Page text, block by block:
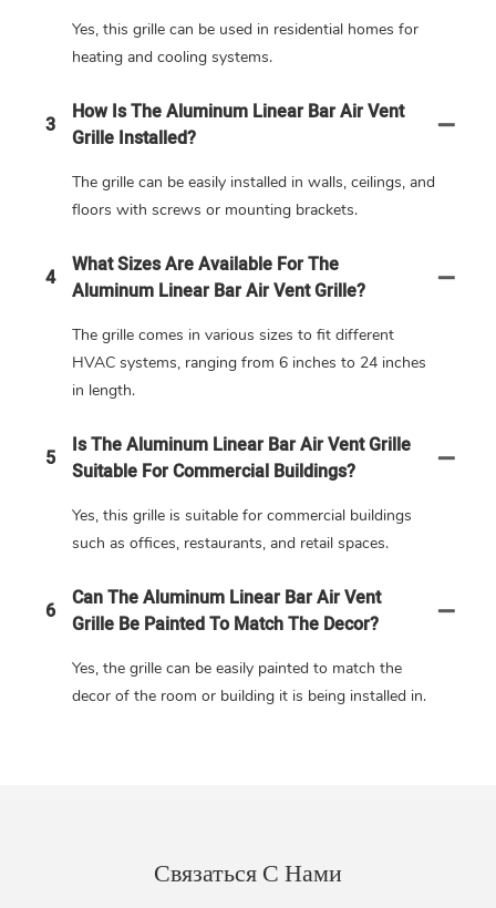
Yes, this grille can be used in residential homes for
heating and cooling systems.
3
How Is The Aluminum Linear Bar Air Vent
Grille Installed?
The grille can be easily installed in walls, ceilings, and
floors with screws or mounting brackets.
4
What Sizes Are Available For The
Aluminum Linear Bar Air Vent Grille?
The grille comes in various sizes to fit different
HVAC systems, ranging from 6 inches to 24 inches
in length.
5
Is The Aluminum Linear Bar Air Vent Grille
Suitable For Commercial Buildings?
Yes, this grille is suitable for commercial buildings
such as offices, restaurants, and retail spaces.
6
Can The Aluminum Linear Bar Air Vent
Grille Be Painted To Match The Decor?
Yes, the grille can be easily painted to match the
decor of the room or building it is being installed in.
Связаться С Нами